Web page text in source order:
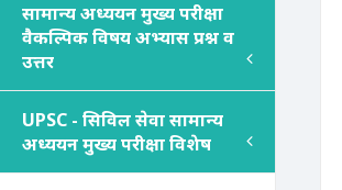
सामान्य अध्ययन मुख्य परीक्षा
वैकल्पिक विषय अभ्यास प्रश्न व
उत्तर
UPSC - सिविल सेवा सामान्य
अध्ययन मुख्य परीक्षा विशेष